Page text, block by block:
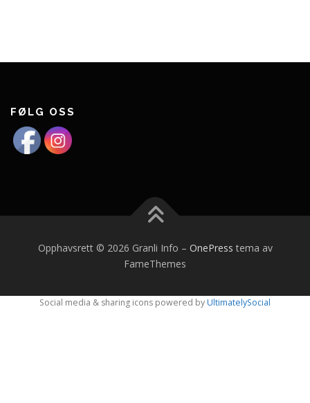
FØLG OSS
Opphavsrett © 2026 Granli Info – OnePress tema av
FameThemes
Social media & sharing icons powered byUltimatelySocial